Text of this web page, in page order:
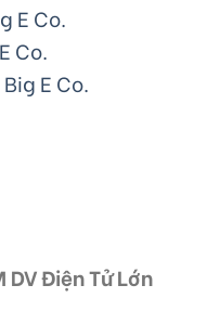
E Co.
Co.
E Co.
DV Điện Tử Lớn